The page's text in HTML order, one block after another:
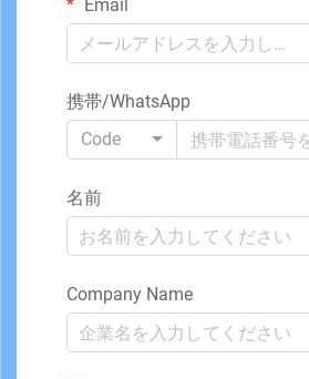
Email
携帯/WhatsApp
Code
名前
Company Name